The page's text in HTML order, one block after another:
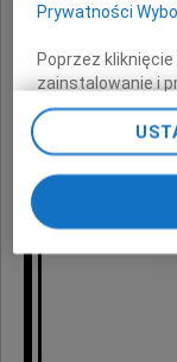
Prywatności
Poprzez
zainstalowanie i
Wyborczej sp. z
na Twoim
chwili zmienić
ponownie
preferencjami
odnośnik
przechodząc do
Zmiana
pomocą
My, nasi Zaufani